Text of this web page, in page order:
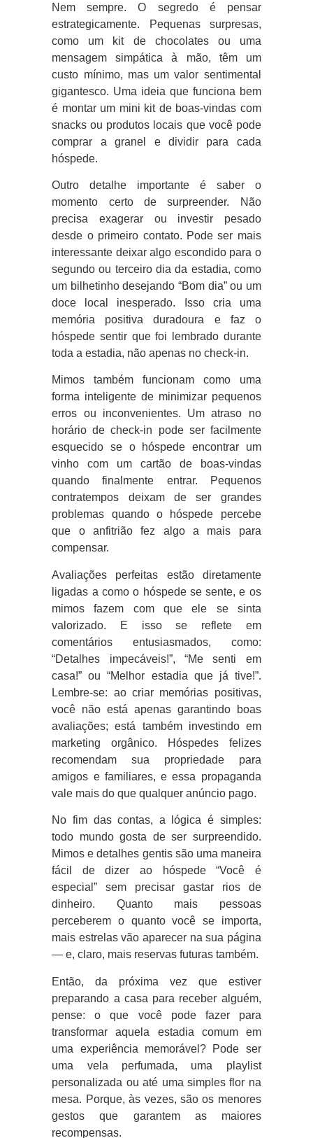
Nem sempre. O segredo é pensar
estrategicamente. Pequenas surpresas,
como um kit de chocolates ou uma
mensagem simpática à mão, têm um
custo mínimo, mas um valor sentimental
gigantesco. Uma ideia que funciona bem
é montar um mini kit de boas-vindas com
snacks ou produtos locais que você pode
comprar a granel e dividir para cada
hóspede.
Outro detalhe importante é saber o
momento certo de surpreender. Não
precisa exagerar ou investir pesado
desde o primeiro contato. Pode ser mais
interessante deixar algo escondido para o
segundo ou terceiro dia da estadia, como
um bilhetinho desejando “Bom dia” ou um
doce local inesperado. Isso cria uma
memória positiva duradoura e faz o
hóspede sentir que foi lembrado durante
toda a estadia, não apenas no check-in.
Mimos também funcionam como uma
forma inteligente de minimizar pequenos
erros ou inconvenientes. Um atraso no
horário de check-in pode ser facilmente
esquecido se o hóspede encontrar um
vinho com um cartão de boas-vindas
quando finalmente entrar. Pequenos
contratempos deixam de ser grandes
problemas quando o hóspede percebe
que o anfitrião fez algo a mais para
compensar.
Avaliações perfeitas estão diretamente
ligadas a como o hóspede se sente, e os
mimos fazem com que ele se sinta
valorizado. E isso se reflete em
comentários entusiasmados, como:
“Detalhes impecáveis!”, “Me senti em
casa!” ou “Melhor estadia que já tive!”.
Lembre-se: ao criar memórias positivas,
você não está apenas garantindo boas
avaliações; está também investindo em
marketing orgânico. Hóspedes felizes
recomendam sua propriedade para
amigos e familiares, e essa propaganda
vale mais do que qualquer anúncio pago.
No fim das contas, a lógica é simples:
todo mundo gosta de ser surpreendido.
Mimos e detalhes gentis são uma maneira
fácil de dizer ao hóspede “Você é
especial” sem precisar gastar rios de
dinheiro. Quanto mais pessoas
perceberem o quanto você se importa,
mais estrelas vão aparecer na sua página
— e, claro, mais reservas futuras também.
Então, da próxima vez que estiver
preparando a casa para receber alguém,
pense: o que você pode fazer para
transformar aquela estadia comum em
uma experiência memorável? Pode ser
uma vela perfumada, uma playlist
personalizada ou até uma simples flor na
mesa. Porque, às vezes, são os menores
gestos que garantem as maiores
recompensas.